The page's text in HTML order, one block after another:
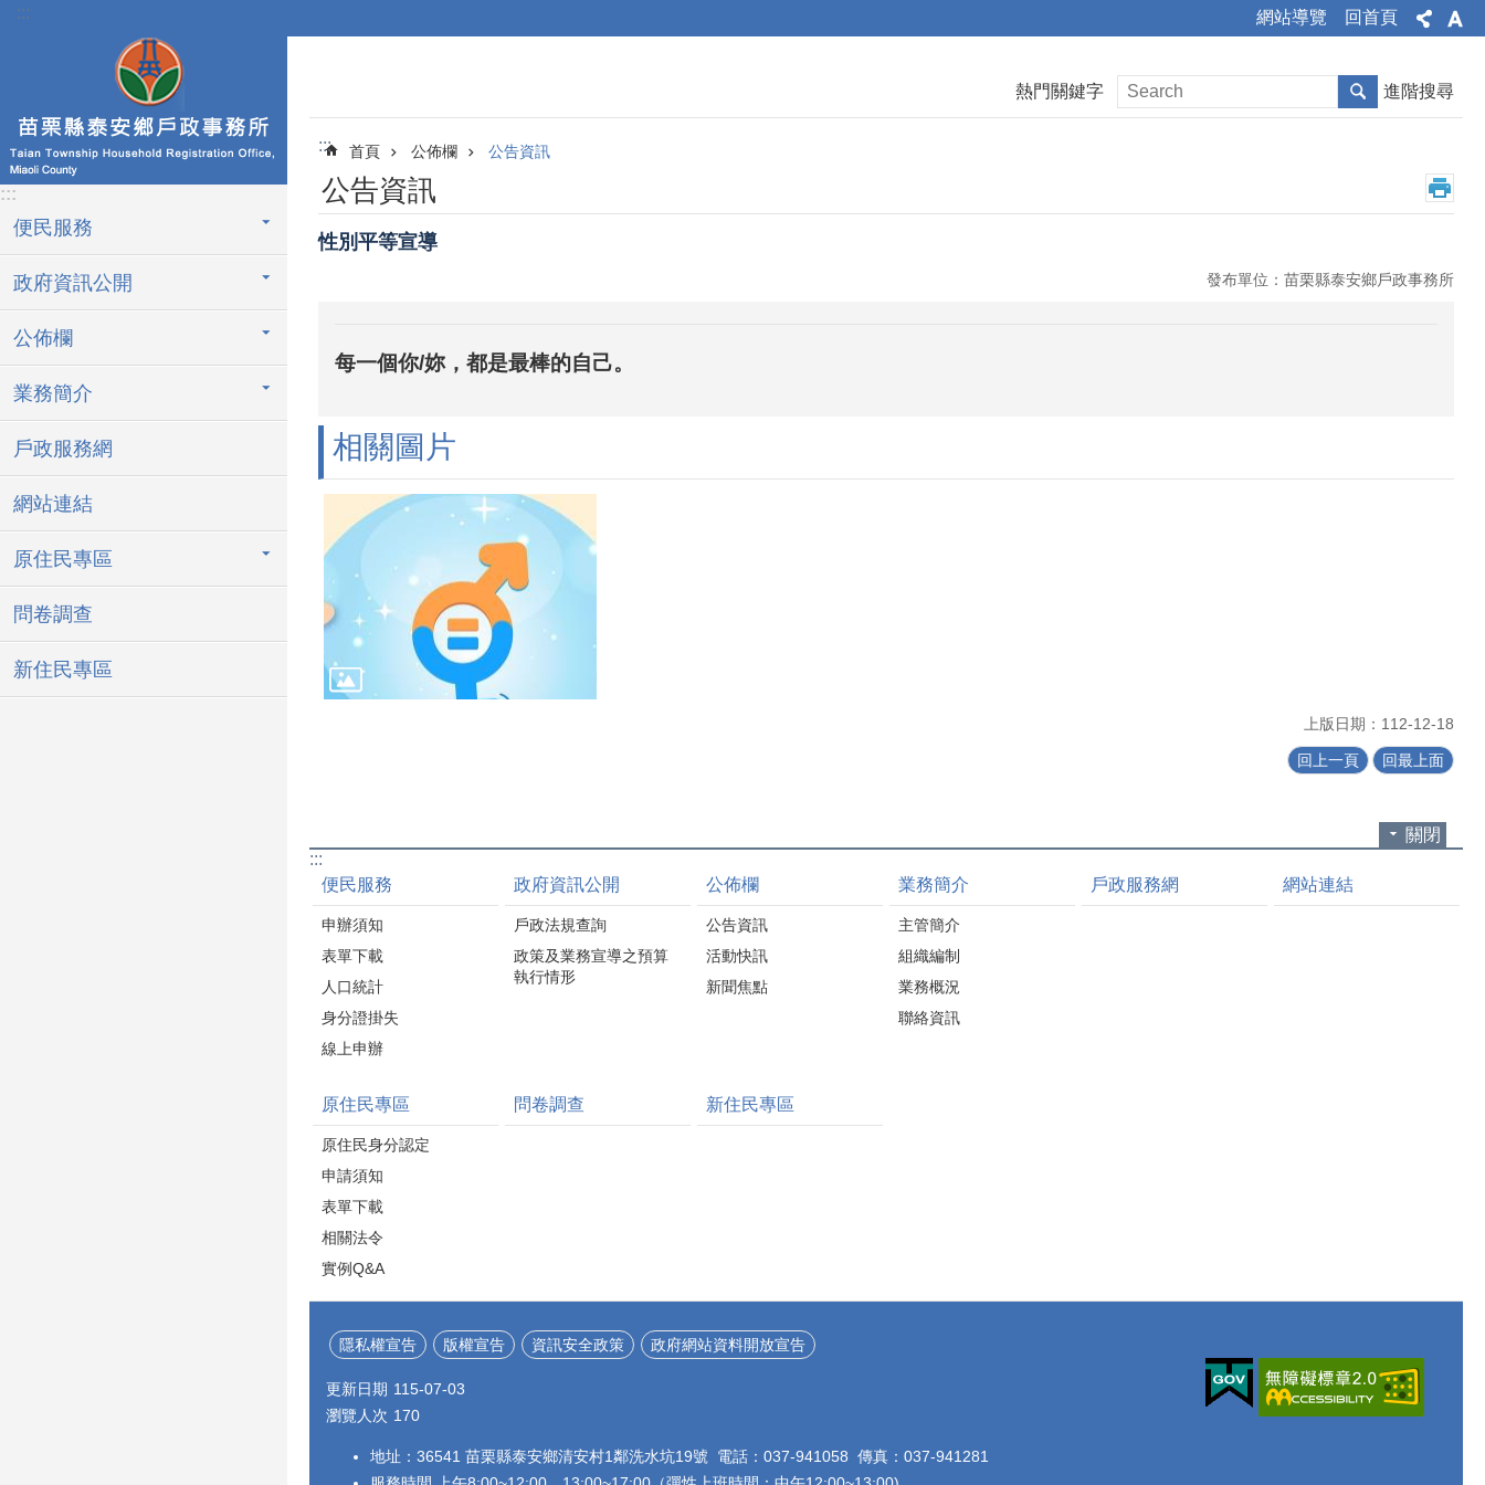
跳到主要內容區塊
::: 網站導覽 回首頁
:::
便民服務
政府資訊公開
公佈欄
業務簡介
戶政服務網
網站連結
原住民專區
問卷調查
新住民專區
熱門關鍵字 進階搜尋
::: 首頁 公佈欄 公告資訊
公告資訊
性別平等宣導
發布單位：苗栗縣泰安鄉戶政事務所
每一個你/妳，都是最棒的自己。
相關圖片
上版日期：112-12-18
回上一頁 回最上面
關閉
:::
便民服務
申辦須知
表單下載
人口統計
身分證掛失
線上申辦
政府資訊公開
戶政法規查詢
政策及業務宣導之預算
執行情形
公佈欄
公告資訊
活動快訊
新聞焦點
業務簡介
主管簡介
組織編制
業務概況
聯絡資訊
戶政服務網 網站連結
原住民專區
原住民身分認定
申請須知
表單下載
相關法令
實例Q&A
問卷調查 新住民專區
隱私權宣告 版權宣告 資訊安全政策 政府網站資料開放宣告
更新日期 115-07-03
瀏覽人次 170
地址：36541 苗栗縣泰安鄉清安村1鄰洗水坑19號 電話：037-941058 傳真：037-941281